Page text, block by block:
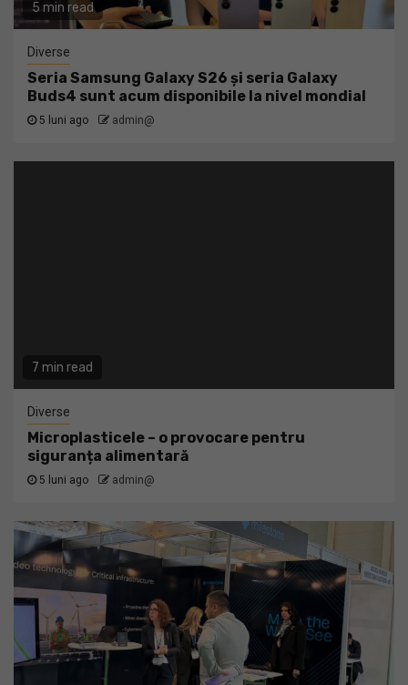
5 min read
Diverse
Seria Samsung Galaxy S26 și seria Galaxy
Buds4 sunt acum disponibile la nivel mondial
5 luni ago admin@
7 min read
Diverse
Microplasticele – o provocare pentru
siguranța alimentară
5 luni ago admin@